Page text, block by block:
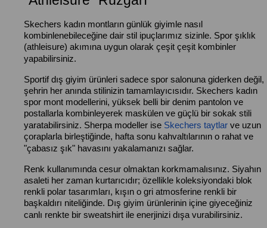
Skechers kadın montların günlük giyimle nasıl
kombinlenebileceğine dair stil ipuçlarımız sizinle. Spor şıklık
(athleisure) akımına uygun olarak çeşit çeşit kombinler
yapabilirsiniz.
Sportif dış giyim ürünleri sadece spor salonuna giderken değil,
şehrin her anında stilinizin tamamlayıcısıdır. Skechers kadın
spor mont modellerini, yüksek belli bir denim pantolon ve
postallarla kombinleyerek maskülen ve güçlü bir sokak stili
yaratabilirsiniz. Sherpa modeller ise Skechers taytlar ve uzun
çoraplarla birleştiğinde, hafta sonu kahvaltılarının o rahat ve
"çabasız şık" havasını yakalamanızı sağlar.
Renk kullanımında cesur olmaktan korkmamalısınız. Siyahın
asaleti her zaman kurtarıcıdır; özellikle koleksiyondaki blok
renkli polar tasarımları, kışın o gri atmosferine renkli bir
başkaldırı niteliğinde. Dış giyim ürünlerinin içine giyeceğiniz
canlı renkte bir sweatshirt ile enerjinizi dışa vurabilirsiniz.